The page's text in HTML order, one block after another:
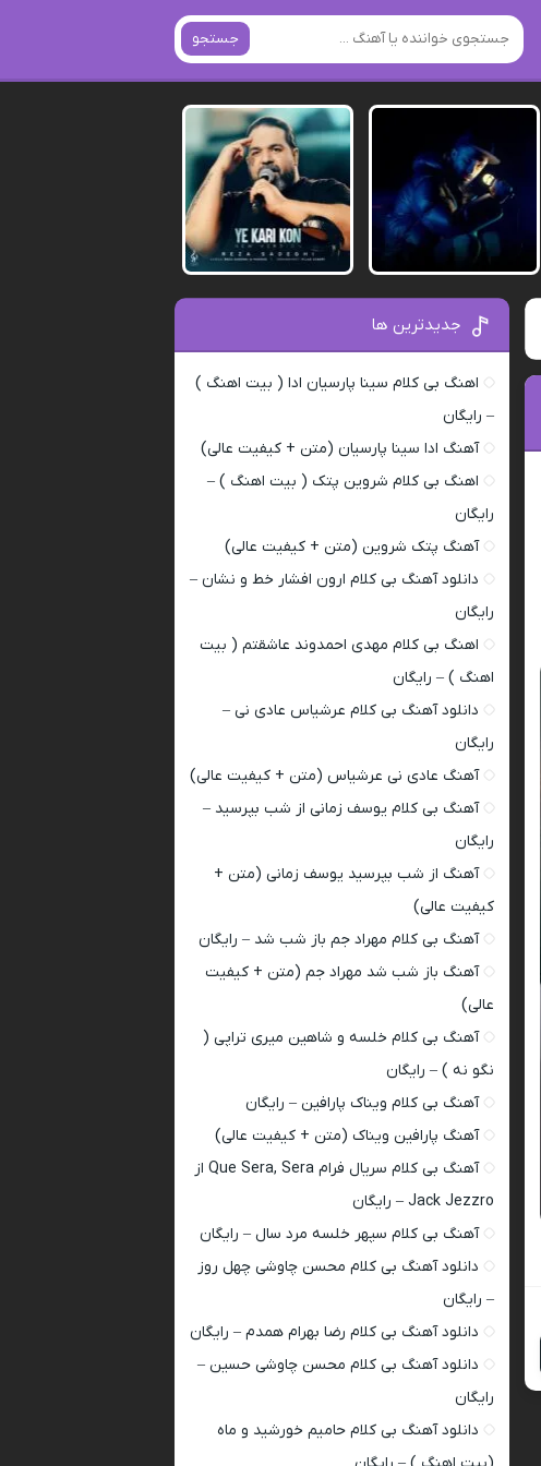
جستجو
جدیدترین ها
اهنگ بی کلام سینا پارسیان ادا ( بیت اهنگ )
– رایگان
آهنگ ادا سینا پارسیان (متن + کیفیت عالی)
اهنگ بی کلام شروین پتک ( بیت اهنگ ) –
رایگان
آهنگ پتک شروین (متن + کیفیت عالی)
دانلود آهنگ بی کلام ارون افشار خط و نشان –
رایگان
اهنگ بی کلام مهدی احمدوند عاشقتم ( بیت
اهنگ ) – رایگان
دانلود آهنگ بی کلام عرشیاس عادی نی –
رایگان
آهنگ عادی نی عرشیاس (متن + کیفیت عالی)
آهنگ بی کلام یوسف زمانی از شب بپرسید –
رایگان
آهنگ از شب بپرسید یوسف زمانی (متن +
کیفیت عالی)
آهنگ بی کلام مهراد جم باز شب شد – رایگان
آهنگ باز شب شد مهراد جم (متن + کیفیت
عالی)
آهنگ بی کلام خلسه و شاهین میری تراپی (
نگو نه ) – رایگان
آهنگ بی کلام ویناک پارافین – رایگان
آهنگ پارافین ویناک (متن + کیفیت عالی)
آهنگ بی کلام سریال فرام Que Sera, Sera از
Jack Jezzro – رایگان
آهنگ بی کلام سپهر خلسه مرد سال – رایگان
دانلود آهنگ بی کلام محسن چاوشی چهل روز
– رایگان
دانلود آهنگ بی کلام رضا بهرام همدم – رایگان
دانلود آهنگ بی کلام محسن چاوشی حسین –
رایگان
دانلود آهنگ بی کلام حامیم خورشید و ماه